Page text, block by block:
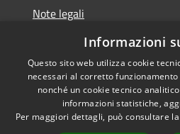
Note legali
Dichiarazione di accessibilità
Accessibilità
Informazioni
Questo sito web utilizza cookie
necessari al corretto
nonché un cookie tecnico
informazioni statistiche,
Per maggiori dettagli, può consultare